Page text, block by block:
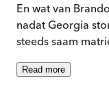
En wat van
nadat Georgia
steeds saam
Read more